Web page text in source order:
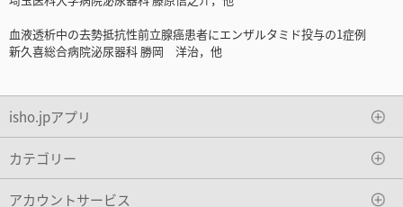
血液透析中の去勢抵抗性前立腺癌患者にエンザルタミド投与の1症例
新久喜総合病院泌尿器科 勝岡 洋治，他
isho.jpアプリ
カテゴリー
アカウントサービス